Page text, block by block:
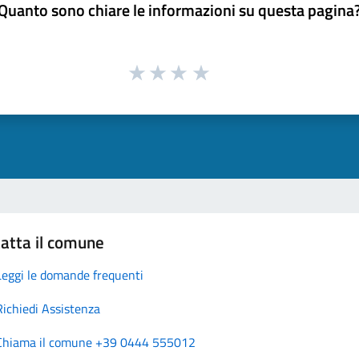
sono chiare le informazioni su questa
il comune
le domande frequenti
Assistenza
il comune +39 0444 555012